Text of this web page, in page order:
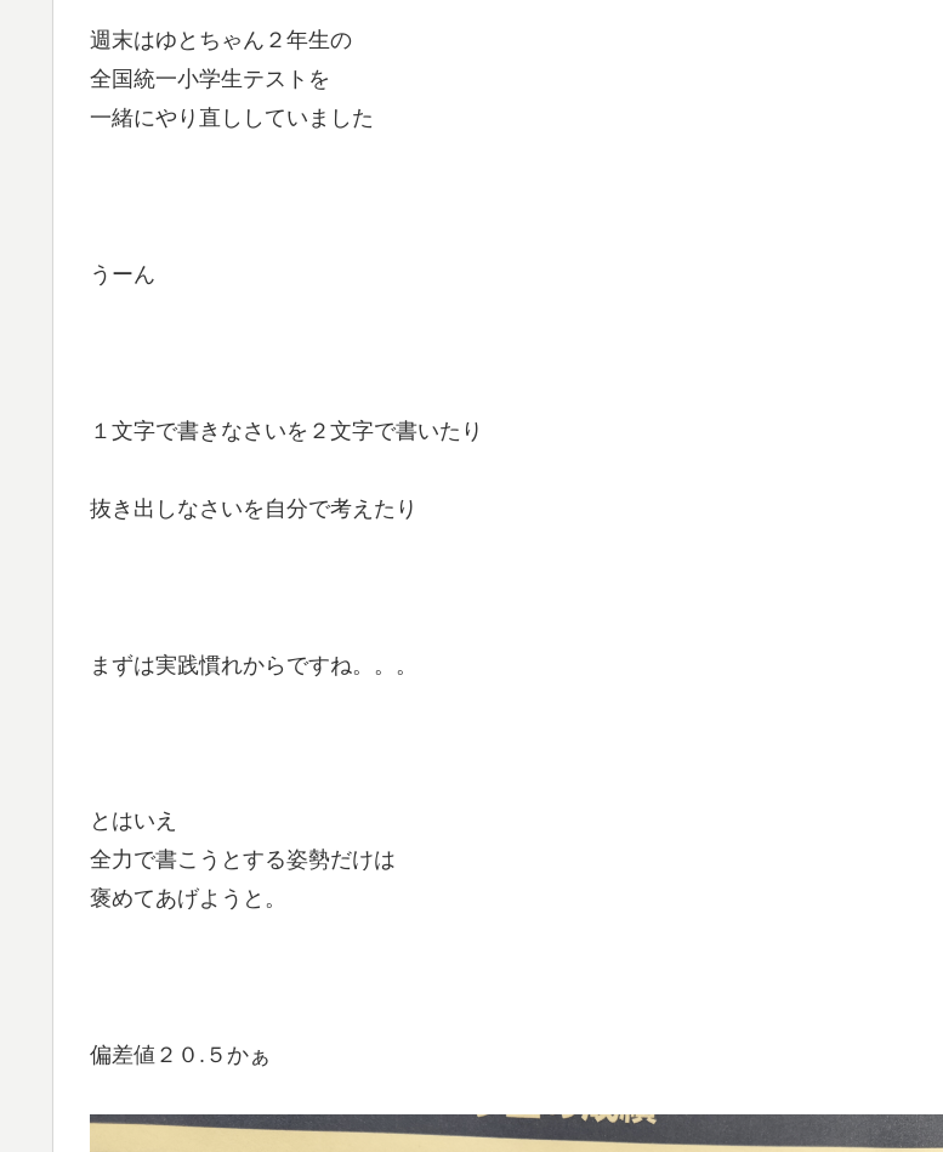
週末はゆとちゃん２年生の
全国統一小学生テストを
一緒にやり直ししていました
うーん
１文字で書きなさいを２文字で書いたり
抜き出しなさいを自分で考えたり
まずは実践慣れからですね。。。
とはいえ
全力で書こうとする姿勢だけは
褒めてあげようと。
偏差値２０.５かぁ